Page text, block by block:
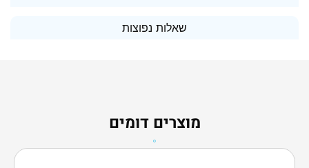
שאלות נפוצות
מוצרים דומים